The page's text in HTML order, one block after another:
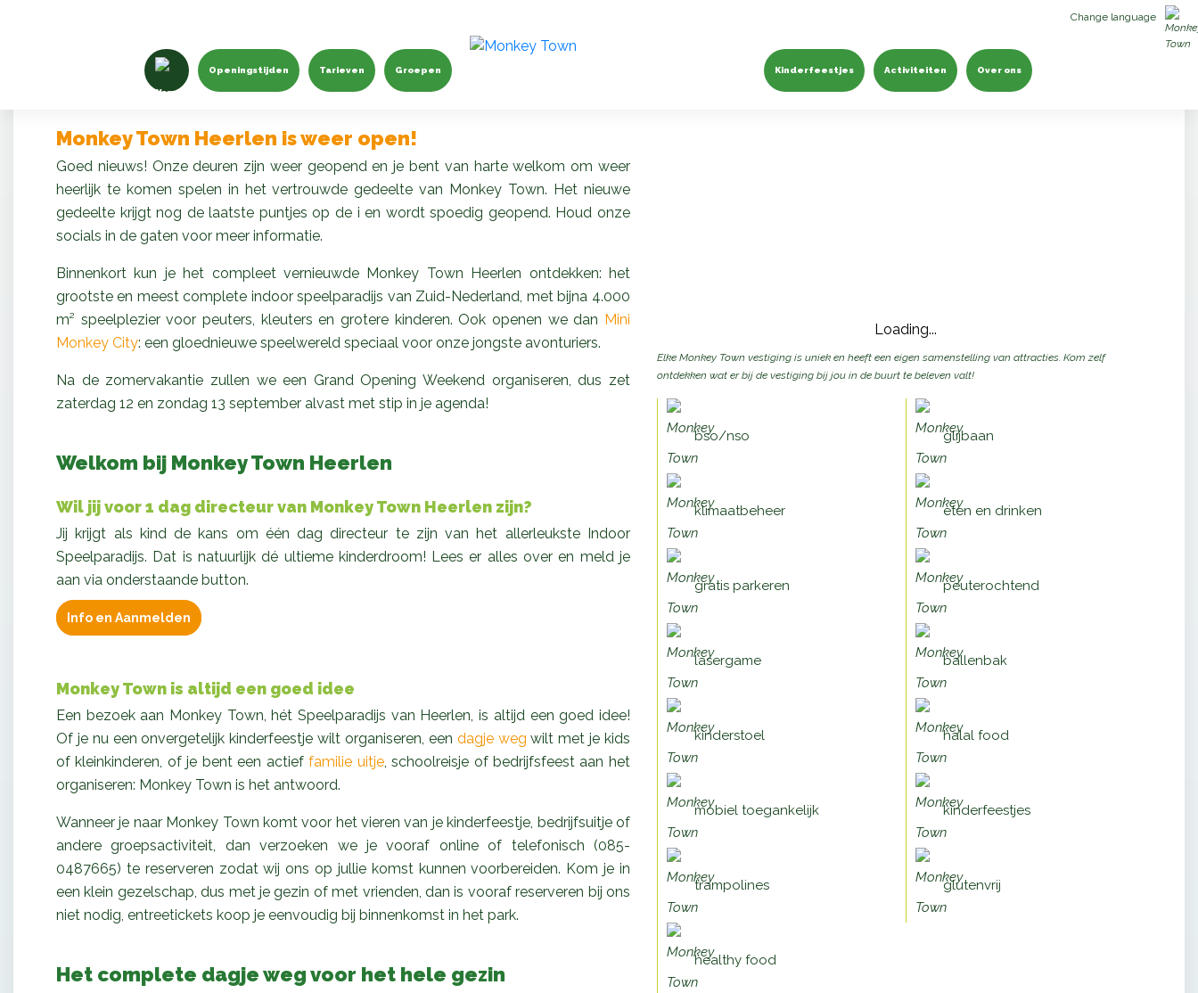
Openingstijden Tarieven Groepen Kinderfeestjes Activiteiten Over ons
Change language
De grootste overdekte speeltuin van Zuid-
Nederland
Monkey Town Heerlen is weer open!
Goed nieuws! Onze deuren zijn weer geopend en je bent van harte welkom om weer
heerlijk te komen spelen in het vertrouwde gedeelte van Monkey Town. Het nieuwe
gedeelte krijgt nog de laatste puntjes op de i en wordt spoedig geopend. Houd onze
socials in de gaten voor meer informatie.
Binnenkort kun je het compleet vernieuwde Monkey Town Heerlen ontdekken: het
grootste en meest complete indoor speelparadijs van Zuid-Nederland, met bijna 4.000
m² speelplezier voor peuters, kleuters en grotere kinderen. Ook openen we dan Mini
Monkey City: een gloednieuwe speelwereld speciaal voor onze jongste avonturiers.
Na de zomervakantie zullen we een Grand Opening Weekend organiseren, dus zet
zaterdag 12 en zondag 13 september alvast met stip in je agenda!
Welkom bij Monkey Town Heerlen
Wil jij voor 1 dag directeur van Monkey Town Heerlen zijn?
Jij krijgt als kind de kans om één dag directeur te zijn van het allerleukste Indoor
Speelparadijs. Dat is natuurlijk dé ultieme kinderdroom! Lees er alles over en meld je
aan via onderstaande button.
Info en Aanmelden
Monkey Town is altijd een goed idee
Een bezoek aan Monkey Town, hét Speelparadijs van Heerlen, is altijd een goed idee!
Of je nu een onvergetelijk kinderfeestje wilt organiseren, een dagje weg wilt met je kids
of kleinkinderen, of je bent een actieffamilie uitje, schoolreisje of bedrijfsfeest aan het
organiseren: Monkey Town is het antwoord.
Wanneer je naar Monkey Town komt voor het vieren van je kinderfeestje, bedrijfsuitje of
andere groepsactiviteit, dan verzoeken we je vooraf online of telefonisch (085-
0487665) te reserveren zodat wij ons op jullie komst kunnen voorbereiden. Kom je in
een klein gezelschap, dus met je gezin of met vrienden, dan is vooraf reserveren bij ons
niet nodig, entreetickets koop je eenvoudig bij binnenkomst in het park.
Het complete dagje weg voor het hele gezin
Loading...
Elke Monkey Town vestiging is uniek en heeft een eigen samenstelling van attracties. Kom zelf
ontdekken wat er bij de vestiging bij jou in de buurt te beleven valt!
bso/nso glijbaan
klimaatbeheer eten en drinken
gratis parkeren peuterochtend
lasergame ballenbak
kinderstoel halal food
mobiel toegankelijk kinderfeestjes
trampolines glutenvrij
healthy food